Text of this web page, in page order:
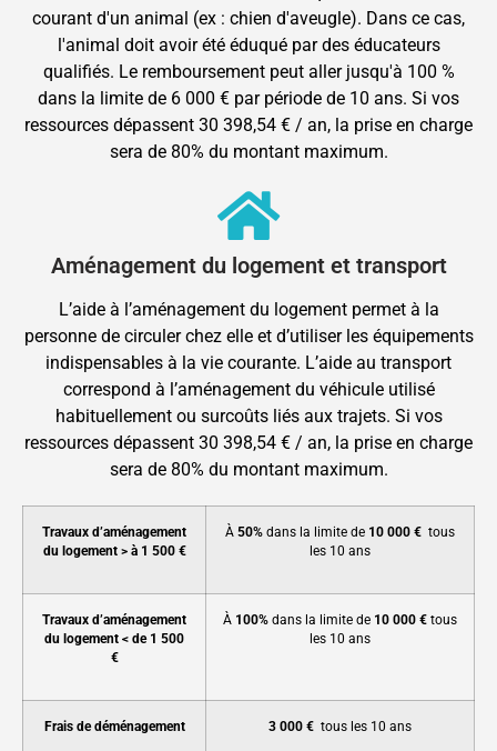
courant d'un animal (ex : chien d'aveugle). Dans ce cas,
l'animal doit avoir été éduqué par des éducateurs
qualifiés. Le remboursement peut aller jusqu'à 100 %
dans la limite de 6 000 € par période de 10 ans. Si vos
ressources dépassent 30 398,54 € / an, la prise en charge
sera de 80% du montant maximum.
Aménagement du logement et transport
L’aide à l’aménagement du logement permet à la
personne de circuler chez elle et d’utiliser les équipements
indispensables à la vie courante. L’aide au transport
correspond à l’aménagement du véhicule utilisé
habituellement ou surcoûts liés aux trajets. Si vos
ressources dépassent 30 398,54 € / an, la prise en charge
sera de 80% du montant maximum.
Travaux d’aménagement
du logement > à 1 500 €
À 50% dans la limite de 10 000 € tous
les 10 ans
Travaux d’aménagement
du logement < de 1 500
€
À 100% dans la limite de 10 000 € tous
les 10 ans
Frais de déménagement 3 000 € tous les 10 ans